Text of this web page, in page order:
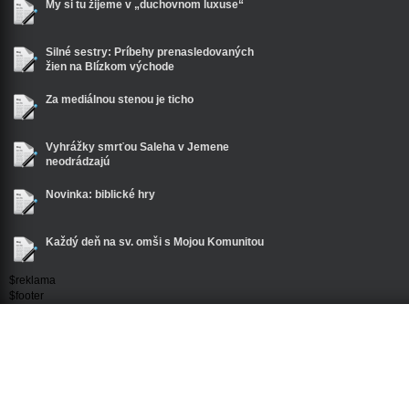
My si tu žijeme v „duchovnom luxuse“
Silné sestry: Príbehy prenasledovaných
žien na Blízkom východe
Za mediálnou stenou je ticho
Vyhrážky smrťou Saleha v Jemene
neodrádzajú
Novinka: biblické hry
Každý deň na sv. omši s Mojou Komunitou
$reklama
$footer